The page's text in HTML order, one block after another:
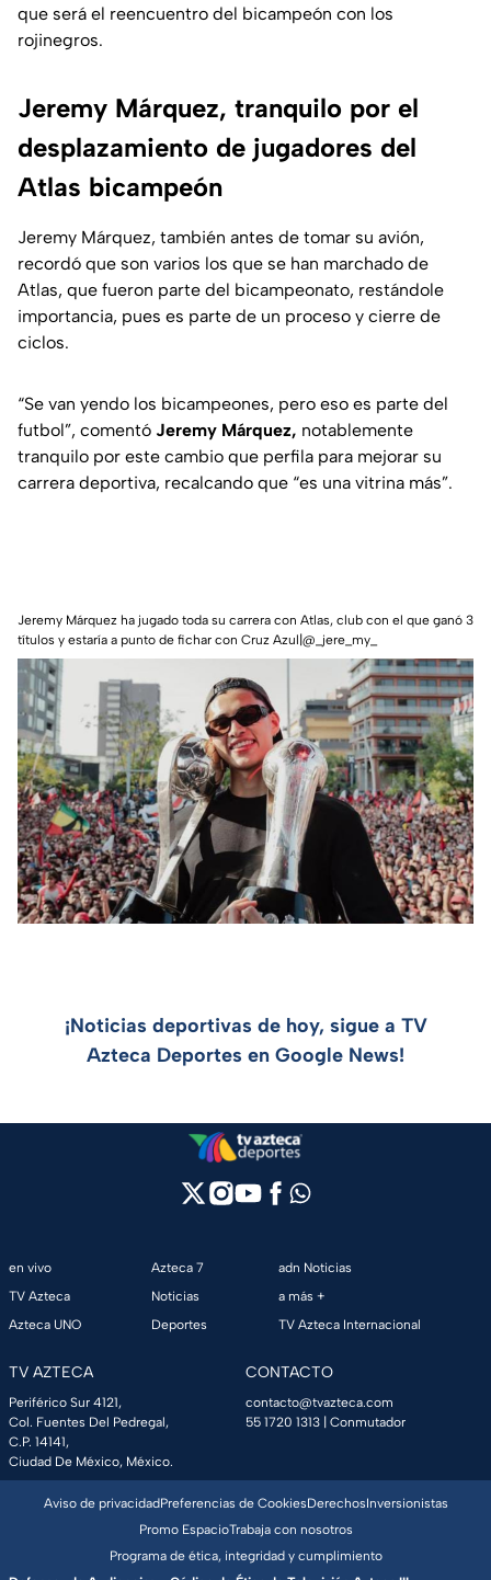
que será el reencuentro del bicampeón con los
rojinegros.
Jeremy Márquez, tranquilo por el
desplazamiento de jugadores del
Atlas bicampeón
Jeremy Márquez, también antes de tomar su avión,
recordó que son varios los que se han marchado de
Atlas, que fueron parte del bicampeonato, restándole
importancia, pues es parte de un proceso y cierre de
ciclos.
“Se van yendo los bicampeones, pero eso es parte del
futbol”, comentó Jeremy Márquez, notablemente
tranquilo por este cambio que perfila para mejorar su
carrera deportiva, recalcando que “es una vitrina más”.
Jeremy Márquez ha jugado toda su carrera con Atlas, club con el que ganó 3
títulos y estaría a punto de fichar con Cruz Azul|@_jere_my_
¡Noticias deportivas de hoy, sigue a TV
Azteca Deportes en Google News!
en vivo
TV Azteca
Azteca UNO
Azteca 7
Noticias
Deportes
adn Noticias
a más +
TV Azteca Internacional
TV AZTECA
Periférico Sur 4121,
Col. Fuentes Del Pedregal,
C.P. 14141,
Ciudad De México, México.
CONTACTO
contacto@tvazteca.com
55 1720 1313 | Conmutador
Aviso de privacidadPreferencias de CookiesDerechosInversionistas
Promo EspacioTrabaja con nosotros
Programa de ética, integridad y cumplimiento